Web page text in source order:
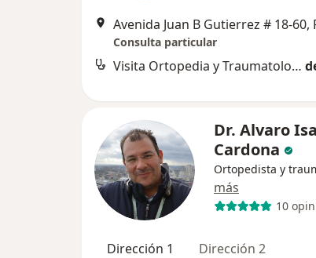
Avenida Juan B Gutierrez # 18-60,
Consulta particular
Visita Ortopedia y Traumatología
Dr. Alvaro
Cardona
Ortopedista y
más
10
Dirección 1 Dirección 2